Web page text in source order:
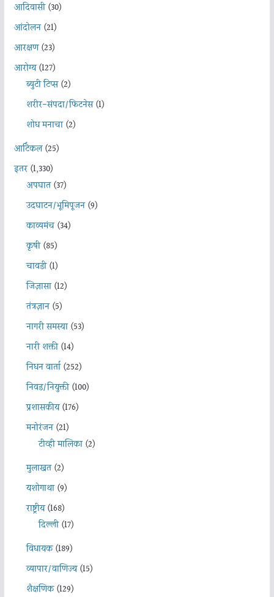
आदिवासी(30)
आंदोलन(21)
आरक्षण(23)
आरोग्य(127)
ब्युटी टिप्स(2)
शरीर-संपदा/फिटनेस(1)
शोध मनाचा(2)
आर्टिकल(25)
इतर(1,330)
अपघात(37)
उदघाटन/भूमिपूजन(9)
काव्यमंच(34)
कृषी(85)
चावडी(1)
जिज्ञासा(12)
तंत्रज्ञान(5)
नागरी समस्या(53)
नारी शक्ती(14)
निधन वार्ता(252)
निवड/नियुक्ती(100)
प्रशासकीय(176)
मनोरंजन(21)
टीव्ही मालिका(2)
मुलाखत(2)
यशोगाथा(9)
राष्ट्रीय(168)
दिल्ली(17)
विधायक(189)
व्यापार/वाणिज्य(15)
शैक्षणिक(129)